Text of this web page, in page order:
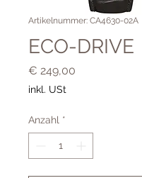
Artikelnummer: CA4630-02A
ECO-DRIVE
€ 249,00
inkl. USt
Anzahl *